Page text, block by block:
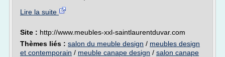
Lire la suite
Site : http://www.meubles-xxl-saintlaurentduvar.com
Thèmes liés : salon du meuble design / meubles design
et contemporain / meuble canape design / salon canape